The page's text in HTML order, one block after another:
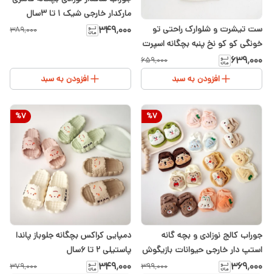
ست تیشرت و شلوارک راحتی تو
خونگی کو کو نخ پنبه بچگانه اسپرت
طرح خرس تدی و ماشین ۶ماه تا
۳سال
۶۳۹٬۰۰۰ ۶۵۹٬۰۰۰
افزودن به سبد
مارکدار خارجی شیک ۱ تا ۳سال
۳۴۹٬۰۰۰ ۳۸۹٬۰۰۰
افزودن به سبد
%7
جوراب کالج نوزادی و بچه گانه
استپ دار خارجی حیوانات بازیگوش
۹ماه تا ۲سال
۳۶۹٬۰۰۰ ۳۹۹٬۰۰۰
%7
دمپایی کراکس بچگانه جلوباز پاندا
پاستیلی ۲ تا ۶سال
۳۴۹٬۰۰۰ ۳۷۹٬۰۰۰